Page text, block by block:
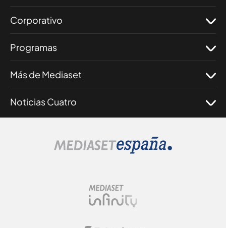
Corporativo
Programas
Más de Mediaset
Noticias Cuatro